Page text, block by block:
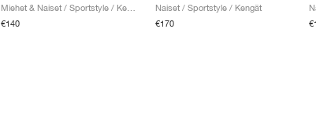
Miehet & Naiset / Sportstyle / Kengät
€140
Naiset / Sportstyle / Kengät
€170